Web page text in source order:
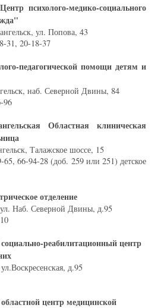
Центр психолого-медико-социального
ул. Попова, 43
20-18-37
педагогической помощи детям и
наб. Северной Двины, 84
96
Областная клиническая
Талажское шоссе, 15
94-28 (доб. 259 или 251) детское
отделение
Наб. Северной Двины, д.95
реабилитационный центр
д.95
центр медицинской